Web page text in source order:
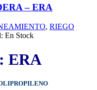
– ERA
, RIEGO
En Stock
ERA